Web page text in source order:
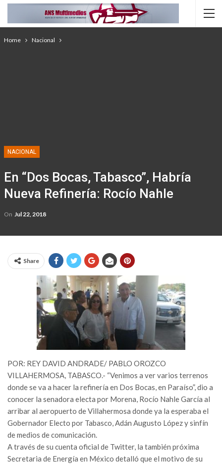
Home Nacional
NACIONAL
En “Dos Bocas, Tabasco”, Habría
Nueva Refinería: Rocío Nahle
On Jul 22, 2018
Share
POR: REY DAVID ANDRADE/ PABLO OROZCO
VILLAHERMOSA, TABASCO.- “Venimos a ver varios terrenos
donde se va a hacer la refinería en Dos Bocas, en Paraíso”, dio a
conocer la senadora electa por Morena, Rocío Nahle García al
arribar al aeropuerto de Villahermosa donde ya la esperaba el
Gobernador Electo por Tabasco, Adán Augusto López y sinfín
de medios de comunicación.
A través de su cuenta oficial de Twitter, la también próxima
Secretaria de Energía en México detalló que el motivo de su